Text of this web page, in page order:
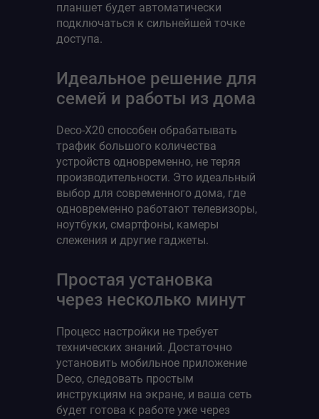
планшет будет автоматически
подключаться к сильнейшей точке
доступа.
Идеальное решение для
семей и работы из дома
Deco-X20 способен обрабатывать
трафик большого количества
устройств одновременно, не теряя
производительности. Это идеальный
выбор для современного дома, где
одновременно работают телевизоры,
ноутбуки, смартфоны, камеры
слежения и другие гаджеты.
Простая установка
через несколько минут
Процесс настройки не требует
технических знаний. Достаточно
установить мобильное приложение
Deco, следовать простым
инструкциям на экране, и ваша сеть
будет готова к работе уже через